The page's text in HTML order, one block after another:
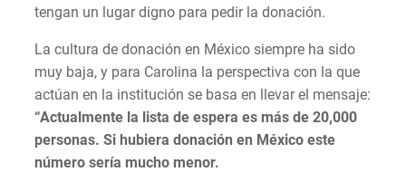
tengan un lugar digno para pedir la donación.
La cultura de donación en México siempre ha sido
muy baja, y para Carolina la perspectiva con la que
actúan en la institución se basa en llevar el mensaje:
“Actualmente la lista de espera es más de 20,000
personas. Si hubiera donación en México este
número sería mucho menor.